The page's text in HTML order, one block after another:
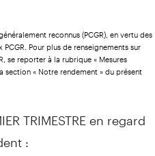
reconnus (PCGR), en vertu des
Pour plus de renseignements sur
se reporter à la rubrique « Mesures
section « Notre rendement » du présent
TRIMESTRE en regard
: